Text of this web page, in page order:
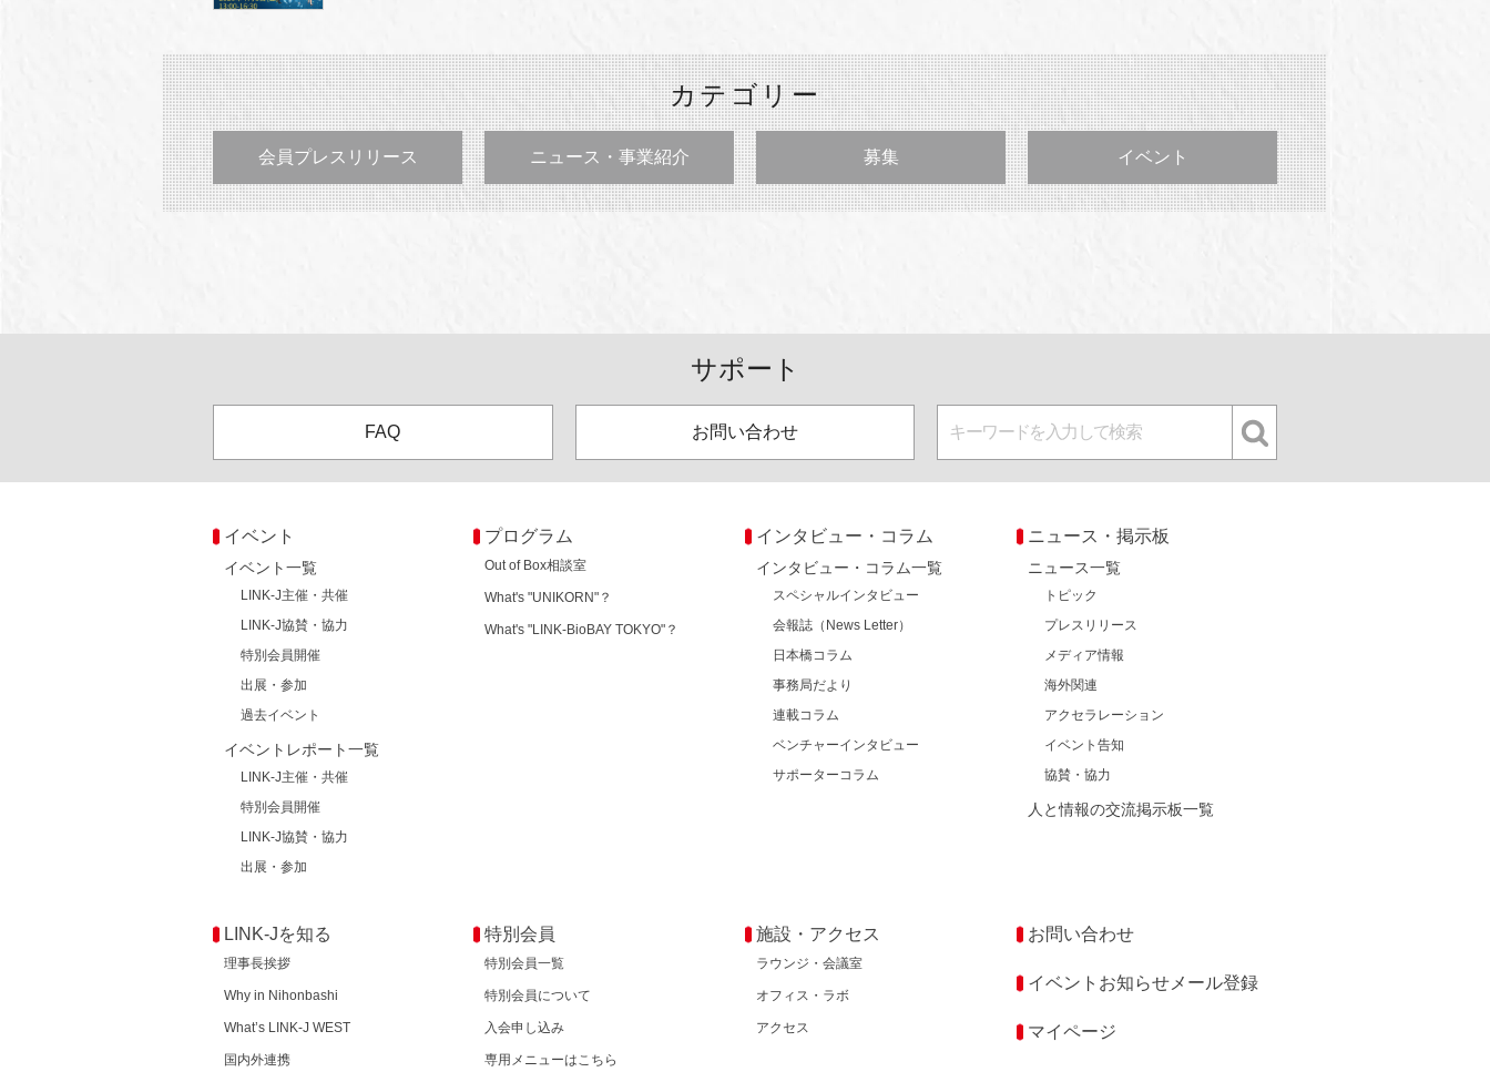
カテゴリー
会員プレスリリース ニュース・事業紹介 募集 イベント
サポート
FAQ お問い合わせ
イベント
イベント一覧
LINK-J主催・共催
LINK-J協賛・協力
特別会員開催
出展・参加
過去イベント
イベントレポート一覧
LINK-J主催・共催
特別会員開催
LINK-J協賛・協力
出展・参加
プログラム
Out of Box相談室
What's "UNIKORN"？
What's "LINK-BioBAY TOKYO"？
インタビュー・コラム
インタビュー・コラム一覧
スペシャルインタビュー
会報誌（News Letter）
日本橋コラム
事務局だより
連載コラム
ベンチャーインタビュー
サポーターコラム
ニュース・掲示板
ニュース一覧
トピック
プレスリリース
メディア情報
海外関連
アクセラレーション
イベント告知
協賛・協力
人と情報の交流掲示板一覧
LINK-Jを知る
理事長挨拶
Why in Nihonbashi
What’s LINK-J WEST
国内外連携
特別会員
特別会員一覧
特別会員について
入会申し込み
専用メニューはこちら
施設・アクセス
ラウンジ・会議室
オフィス・ラボ
アクセス
お問い合わせ
イベントお知らせメール登録
マイページ